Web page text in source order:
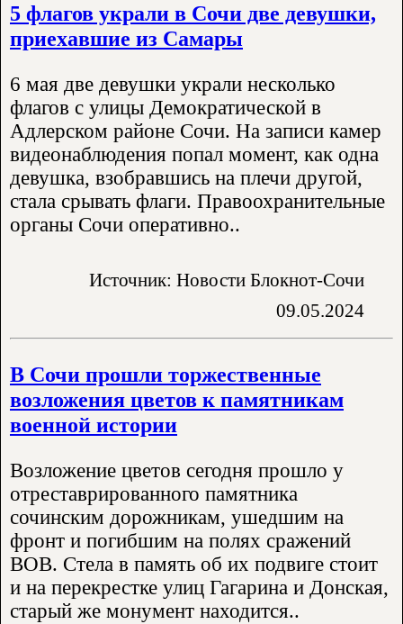
5 флагов украли в Сочи две девушки,
приехавшие из Самары
6 мая две девушки украли несколько
флагов с улицы Демократической в
Адлерском районе Сочи. На записи камер
видеонаблюдения попал момент, как одна
девушка, взобравшись на плечи другой,
стала срывать флаги. Правоохранительные
органы Сочи оперативно..
Источник: Новости Блокнот-Сочи
09.05.2024
В Сочи прошли торжественные
возложения цветов к памятникам
военной истории
Возложение цветов сегодня прошло у
отреставрированного памятника
сочинским дорожникам, ушедшим на
фронт и погибшим на полях сражений
ВОВ. Стела в память об их подвиге стоит
и на перекрестке улиц Гагарина и Донская,
старый же монумент находится..